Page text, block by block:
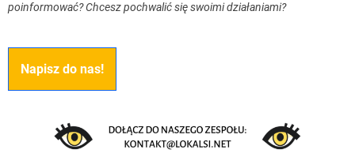
poinformować? Chcesz pochwalić się swoimi działaniami?
Napisz do nas!